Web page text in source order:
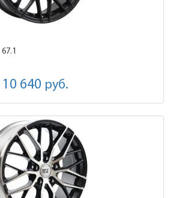
67.1
10 640 руб.